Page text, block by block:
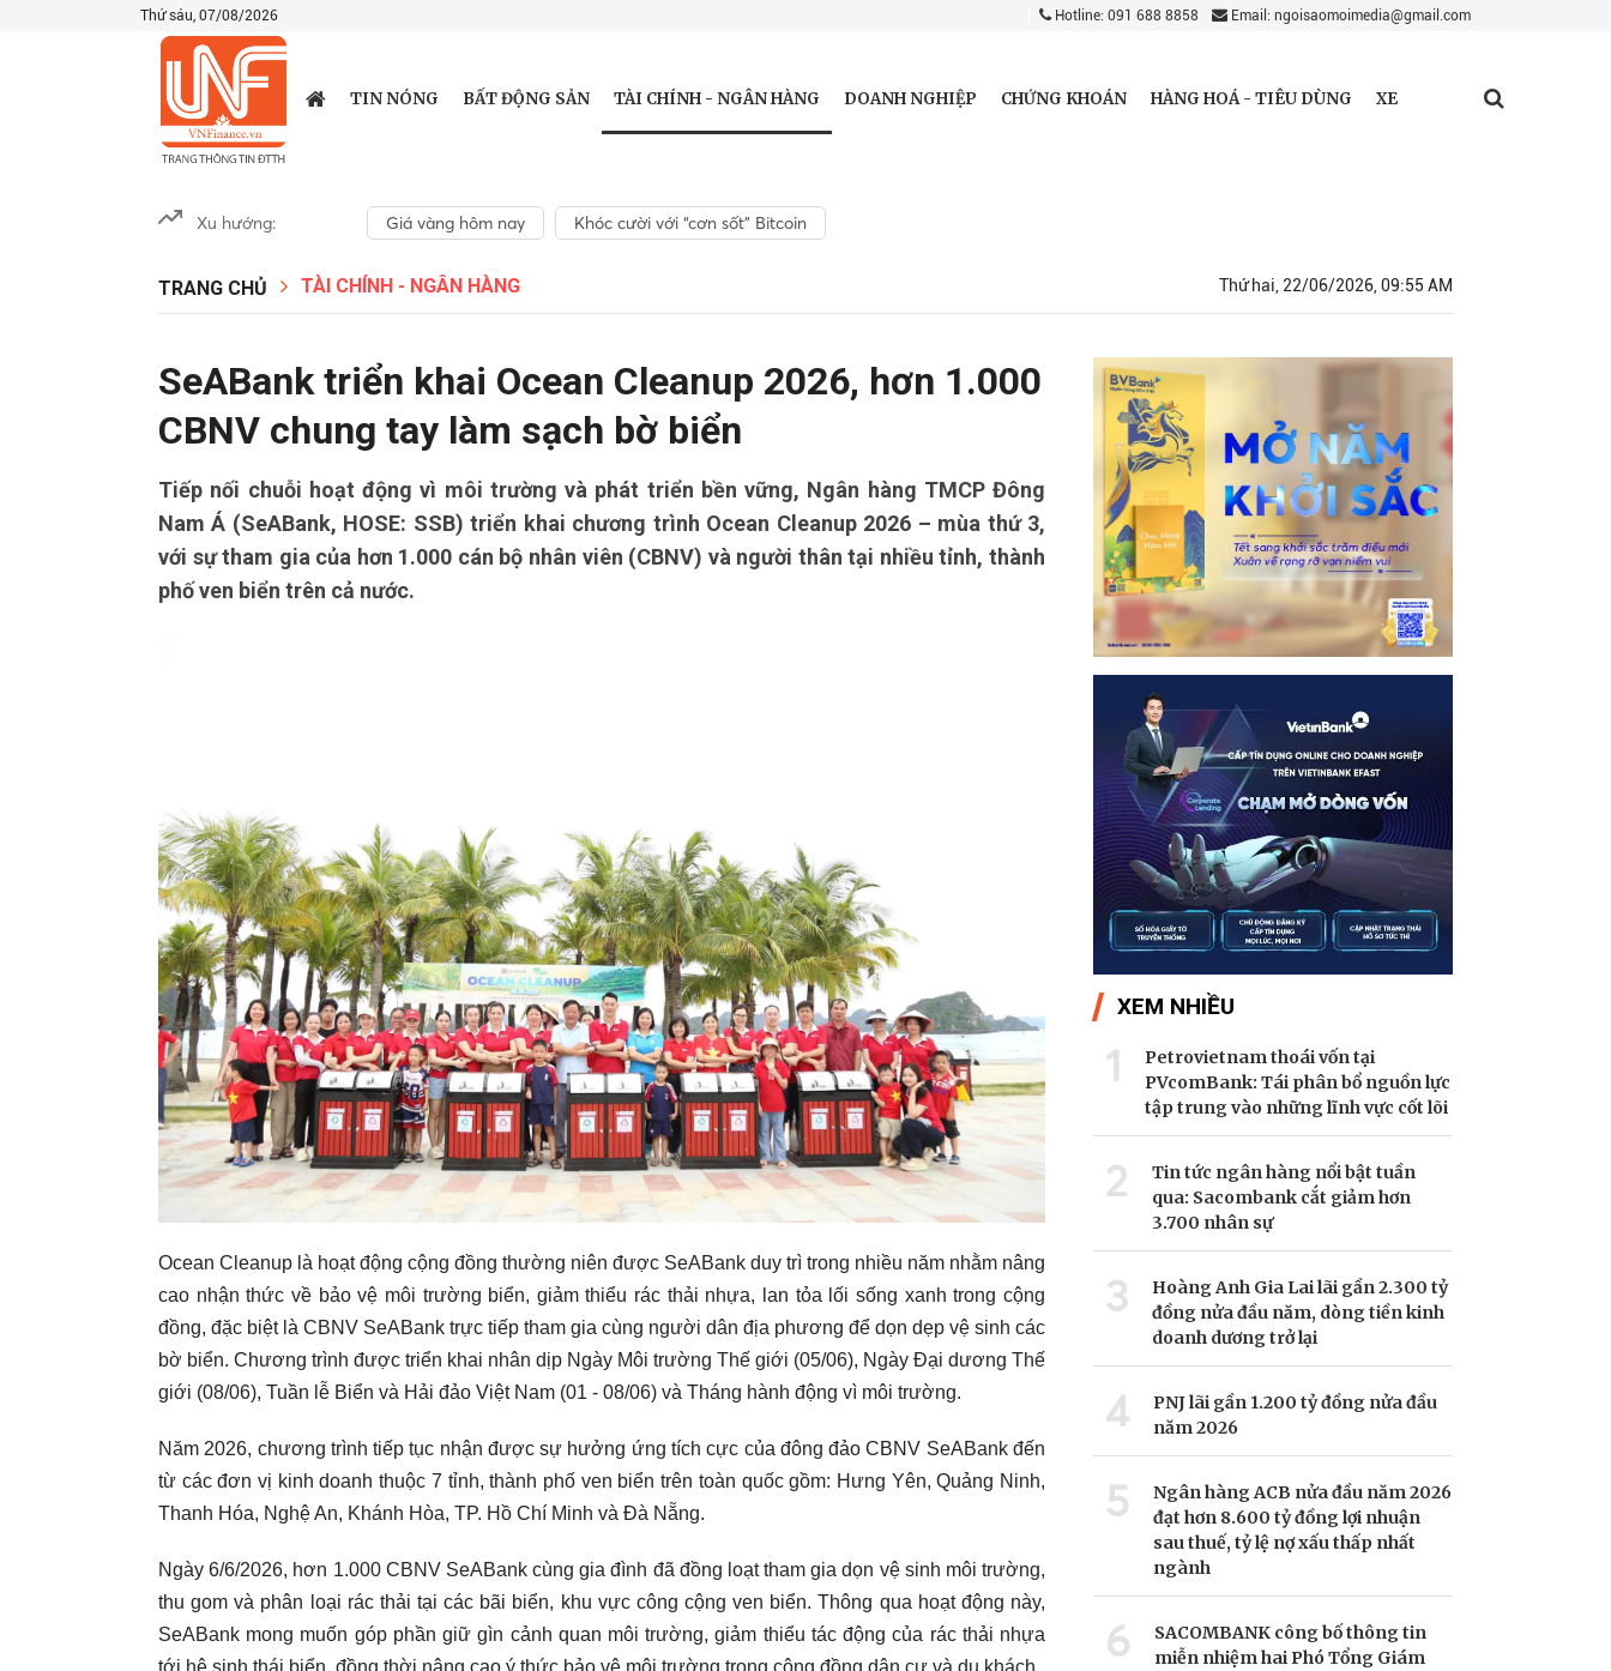
Thứ sáu, 07/08/2026 Hotline: 091 688 8858 Email: ngoisaomoimedia@gmail.com
TIN NÓNG BẤT ĐỘNG SẢN TÀI CHÍNH - NGÂN HÀNG DOANH NGHIỆP CHỨNG KHOÁN HÀNG HOÁ - TIÊU DÙNG XE
Xu hướng: Giá vàng hôm nay Khóc cười với “cơn sốt” Bitcoin
TRANG CHỦ TÀI CHÍNH - NGÂN HÀNG Thứ hai, 22/06/2026, 09:55 AM
SeABank triển khai Ocean Cleanup 2026, hơn 1.000
CBNV chung tay làm sạch bờ biển
Tiếp nối chuỗi hoạt động vì môi trường và phát triển bền vững, Ngân hàng TMCP Đông
Nam Á (SeABank, HOSE: SSB) triển khai chương trình Ocean Cleanup 2026 – mùa thứ 3,
với sự tham gia của hơn 1.000 cán bộ nhân viên (CBNV) và người thân tại nhiều tỉnh, thành
phố ven biển trên cả nước.
Ocean Cleanup là hoạt động cộng đồng thường niên được SeABank duy trì trong nhiều năm nhằm nâng
cao nhận thức về bảo vệ môi trường biển, giảm thiểu rác thải nhựa, lan tỏa lối sống xanh trong cộng
đồng, đặc biệt là CBNV SeABank trực tiếp tham gia cùng người dân địa phương để dọn dẹp vệ sinh các
bờ biển. Chương trình được triển khai nhân dịp Ngày Môi trường Thế giới (05/06), Ngày Đại dương Thế
giới (08/06), Tuần lễ Biển và Hải đảo Việt Nam (01 - 08/06) và Tháng hành động vì môi trường.
Năm 2026, chương trình tiếp tục nhận được sự hưởng ứng tích cực của đông đảo CBNV SeABank đến
từ các đơn vị kinh doanh thuộc 7 tỉnh, thành phố ven biển trên toàn quốc gồm: Hưng Yên, Quảng Ninh,
Thanh Hóa, Nghệ An, Khánh Hòa, TP. Hồ Chí Minh và Đà Nẵng.
Ngày 6/6/2026, hơn 1.000 CBNV SeABank cùng gia đình đã đồng loạt tham gia dọn vệ sinh môi trường,
thu gom và phân loại rác thải tại các bãi biển, khu vực công cộng ven biển. Thông qua hoạt động này,
SeABank mong muốn góp phần giữ gìn cảnh quan môi trường, giảm thiểu tác động của rác thải nhựa
XEM NHIỀU
1
Petrovietnam thoái vốn tại
PVcomBank: Tái phân bổ nguồn lực
tập trung vào những lĩnh vực cốt lõi
2
Tin tức ngân hàng nổi bật tuần
qua: Sacombank cắt giảm hơn
3.700 nhân sự
3
Hoàng Anh Gia Lai lãi gần 2.300 tỷ
đồng nửa đầu năm, dòng tiền kinh
doanh dương trở lại
4
PNJ lãi gần 1.200 tỷ đồng nửa đầu
năm 2026
5
Ngân hàng ACB nửa đầu năm 2026
đạt hơn 8.600 tỷ đồng lợi nhuận
sau thuế, tỷ lệ nợ xấu thấp nhất
ngành
6
SACOMBANK công bố thông tin
miễn nhiệm hai Phó Tổng Giám